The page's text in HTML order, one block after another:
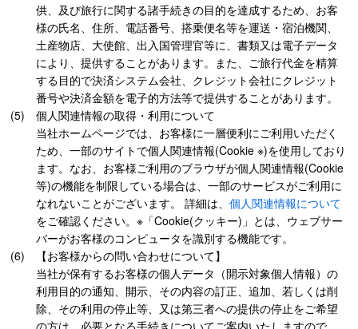
供、及び旅行に関する諸手続きの目的を達成するため、お客
様の氏名、住所、電話番号、搭乗便名等を運送・宿泊機関、
土産物店、大使館、出入国管理官等に、書類又は電子データ
により、提供することがあります。また、ご旅行代金を精算
する目的で決済システム会社、クレジット会社にクレジット
番号や決済金額を電子的方法等で提供することがあります。
個人関連情報の取得・利用について
当社ホームページでは、お客様に一層便利にご利用いただく
ため、一部のサイトで個人関連情報(Cookie ※)を使用しており
ます。なお、お客様ご利用のブラウザが個人関連情報(Cookie
等)の機能を制限している場合は、一部のサービスがご利用に
なれないことがございます。 詳細は、個人関連情報について
をご確認ください。※「Cookie(クッキー)」とは、ウェブサー
バーがお客様のコンピュータを識別する機能です。
【お客様からの問い合わせについて】
当社が保有するお客様の個人データ（開示対象個人情報）の
利用目的の通知、開示、その内容の訂正、追加、若しくは削
除、その利用の停止等、又は第三者への提供の停止をご希望
の方は、必要となる手続きについてご案内いたしますので、